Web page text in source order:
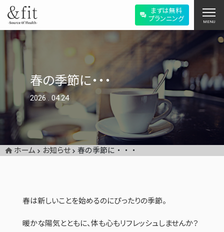
まずは無料
プランニング
MENU
春の季節に・・・
2026 . 04.24
ホーム お知らせ 春の季節に・・・
春は新しいことを始めるのにぴったりの季節。
暖かな陽気とともに、体も心もリフレッシュしませんか？